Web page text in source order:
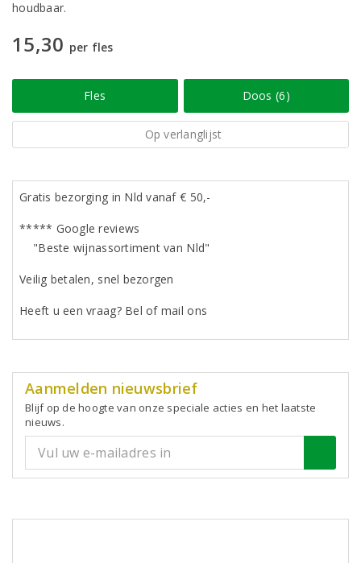
houdbaar.
15,30 per fles
Fles Doos (6)
Op verlanglijst
Gratis bezorging in Nld vanaf € 50,-
***** Google reviews
"Beste wijnassortiment van Nld"
Veilig betalen, snel bezorgen
Heeft u een vraag? Bel of mail ons
Aanmelden nieuwsbrief
Blijf op de hoogte van onze speciale acties en het laatste
nieuws.